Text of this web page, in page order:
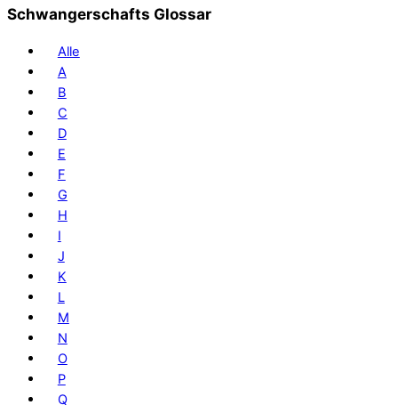
Schwangerschafts Glossar
Alle
A
B
C
D
E
F
G
H
I
J
K
L
M
N
O
P
Q